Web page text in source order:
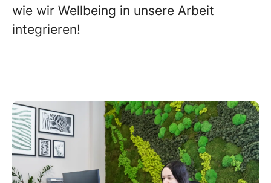
wie wir Wellbeing in unsere Arbeit
integrieren!